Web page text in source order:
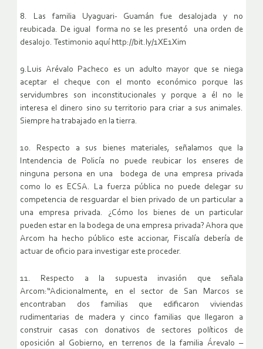
8. Las familia Uyaguari- Guamán fue desalojada y no
reubicada. De igual forma no se les presentó una orden de
desalojo. Testimonio aquí http://bit.ly/1XE1Xim
9.Luis Arévalo Pacheco es un adulto mayor que se niega
aceptar el cheque con el monto económico porque las
servidumbres son inconstitucionales y porque a él no le
interesa el dinero sino su territorio para criar a sus animales.
Siempre ha trabajado en la tierra.
10. Respecto a sus bienes materiales, señalamos que la
Intendencia de Policía no puede reubicar los enseres de
ninguna persona en una bodega de una empresa privada
como lo es ECSA. La fuerza pública no puede delegar su
competencia de resguardar el bien privado de un particular a
una empresa privada. ¿Cómo los bienes de un particular
pueden estar en la bodega de una empresa privada? Ahora que
Arcom ha hecho público este accionar, Fiscalía debería de
actuar de oficio para investigar este proceder.
11. Respecto a la supuesta invasión que señala
Arcom:“Adicionalmente, en el sector de San Marcos se
encontraban dos familias que edificaron viviendas
rudimentarias de madera y cinco familias que llegaron a
construir casas con donativos de sectores políticos de
oposición al Gobierno, en terrenos de la familia Árevalo –